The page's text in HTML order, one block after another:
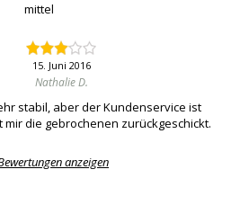
mittel
15. Juni 2016
Nathalie D.
stabil, aber der Kundenservice ist
die gebrochenen zurückgeschickt.
anzeigen